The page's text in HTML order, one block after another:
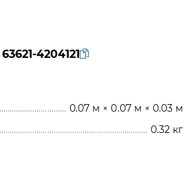
63621-4204121
0.07 м × 0.07 м × 0.03 м
0.32 кг